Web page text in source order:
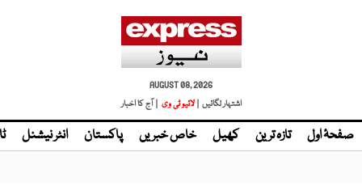
AUGUST 08, 2026
اشتہار لگائیں | لائیو ٹی وی | آج کا اخبار
صفحۂ اول تازہ ترین کھیل خاص خبریں پاکستان انٹر نیشنل